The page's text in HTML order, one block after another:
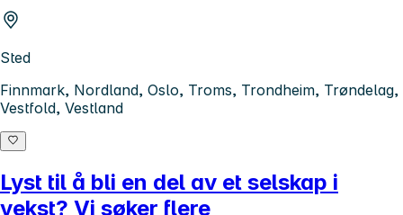
Sted
Finnmark, Nordland, Oslo, Troms, Trondheim, Trøndelag,
Vestfold, Vestland
Lyst til å bli en del av et selskap i
vekst? Vi søker flere